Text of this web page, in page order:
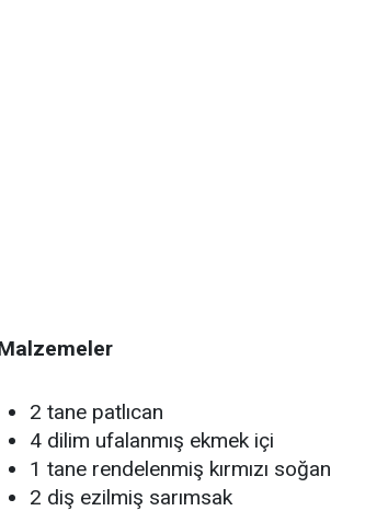
2 tane patlıcan
4 dilim ufalanmış ekmek içi
1 tane rendelenmiş kırmızı soğan
2 diş ezilmiş sarımsak